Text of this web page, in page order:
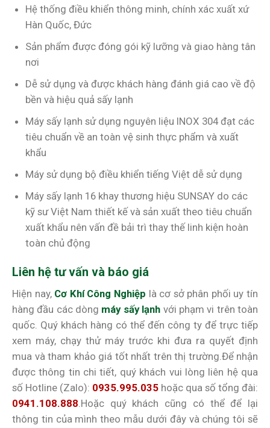
Hệ thống điều khiển thông minh, chính xác xuất xứ
Hàn Quốc, Đức
Sản phẩm được đóng gói kỹ lưỡng và giao hàng tân
nơi
Dễ sử dụng và được khách hàng đánh giá cao về độ
bền và hiệu quả sấy lạnh
Máy sấy lạnh sử dụng nguyên liệu INOX 304 đạt các
tiêu chuẩn về an toàn vệ sinh thực phẩm và xuất
khẩu
Máy sử dụng bộ điều khiển tiếng Việt dễ sử dụng
Máy sấy lạnh 16 khay thương hiệu SUNSAY do các
kỹ sư Việt Nam thiết kế và sản xuất theo tiêu chuẩn
xuất khẩu nên vấn đề bải trì thay thế linh kiện hoàn
toàn chủ động
Liên hệ tư vấn và báo giá
Hiện nay, Cơ Khí Công Nghiệp là cơ sở phân phối uy tín
hàng đầu các dòng máy sấy lạnh với phạm vi trên toàn
quốc. Quý khách hàng có thể đến công ty để trực tiếp
xem máy, chạy thử máy trước khi đưa ra quyết định
mua và tham khảo giá tốt nhất trên thị trường.Để nhận
được thông tin chi tiết, quý khách vui lòng liên hệ qua
số Hotline (Zalo): 0935.995.035 hoặc qua số tổng đài:
0941.108.888.Hoặc quý khách cũng có thể để lại
thông tin của mình theo mẫu dưới đây và chúng tôi sẽ